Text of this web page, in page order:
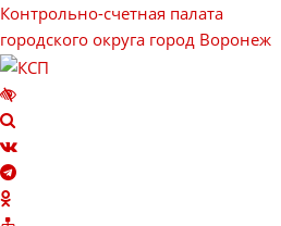
Контрольно-счетная палата
городского округа город Воронеж